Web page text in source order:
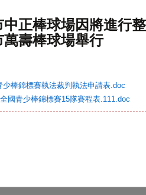
正棒球場因將進行
壽棒球場舉行
少棒錦標賽執法裁判執法申請表.doc
國青少棒錦標賽15隊賽程表.111.doc